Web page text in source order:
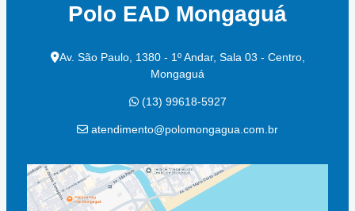
Polo EAD Mongaguá
Av. São Paulo, 1380 - 1º Andar, Sala 03 - Centro,
Mongaguá
(13) 99618-5927
atendimento@polomongagua.com.br